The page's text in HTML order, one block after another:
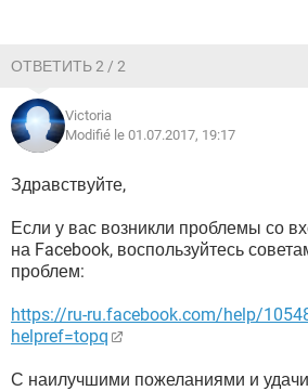
ОТВЕТИТЬ 2 / 2
Victoria
Modifié le 01.07.2017, 19:17
Здравствуйте,
Если у вас возникли проблемы со
на Facebook, воспользуйтесь
проблем:
https://ru-ru.facebook.com/help/
helpref=topq
С наилучшими пожеланиями и